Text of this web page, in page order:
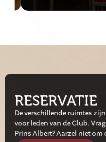
RESERVATIE
De verschillende ruimtes
voor leden van de Club.
Prins Albert? Aarzel niet om